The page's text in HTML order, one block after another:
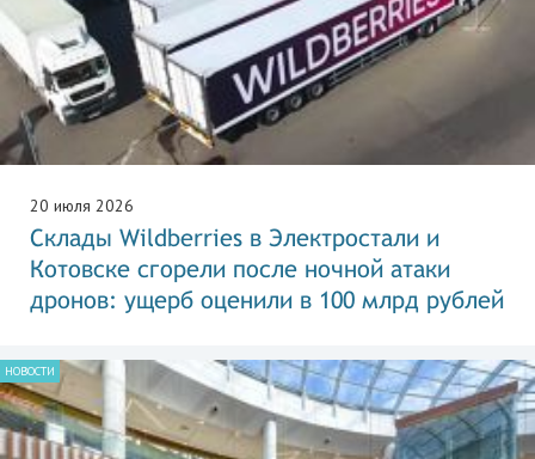
20 июля 2026
Склады Wildberries в Электростали и
Котовске сгорели после ночной атаки
дронов: ущерб оценили в 100 млрд рублей
НОВОСТИ